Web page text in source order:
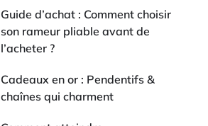
Guide d’achat : Comment choisir
son rameur pliable avant de
l’acheter ?
Cadeaux en or : Pendentifs &
chaînes qui charment